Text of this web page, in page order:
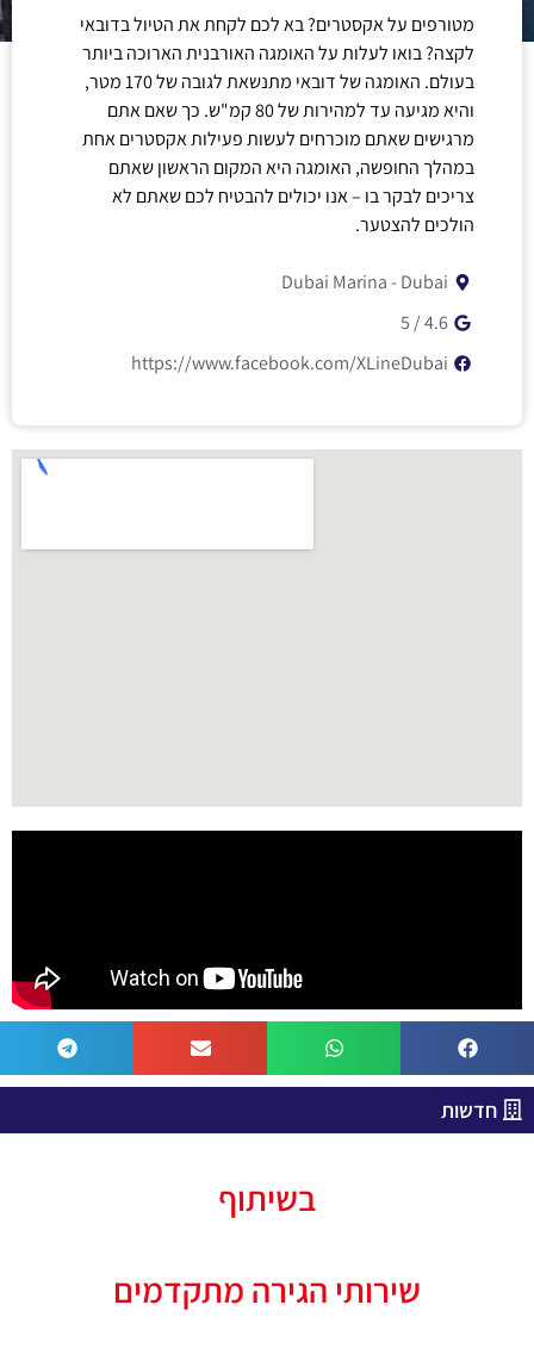
מטורפים על אקסטרים? בא לכם לקחת את הטיול בדובאי
לקצה? בואו לעלות על האומגה האורבנית הארוכה ביותר
בעולם. האומגה של דובאי מתנשאת לגובה של 170 מטר,
והיא מגיעה עד למהירות של 80 קמ"ש. כך שאם אתם
מרגישים שאתם מוכרחים לעשות פעילות אקסטרים אחת
במהלך החופשה, האומגה היא המקום הראשון שאתם
צריכים לבקר בו – אנו יכולים להבטיח לכם שאתם לא
הולכים להצטער.
Dubai Marina - Dubai
4.6 / 5
https://www.facebook.com/XLineDubai
חדשות
בשיתוף
שירותי הגירה מתקדמים